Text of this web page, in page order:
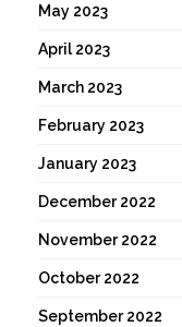
May 2023
April 2023
March 2023
February 2023
January 2023
December 2022
November 2022
October 2022
September 2022